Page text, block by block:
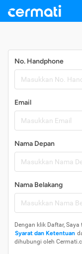
No. Handphone
Email
Nama Depan
Nama Belakang
Dengan klik Daftar,
Syarat dan Ketentuan
dihubungi oleh